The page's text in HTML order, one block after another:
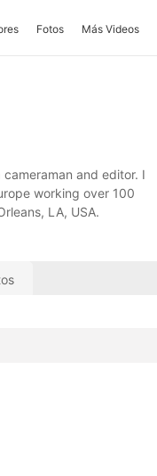
Fotos Más Videos
and editor. I
working over 100
LA, USA.